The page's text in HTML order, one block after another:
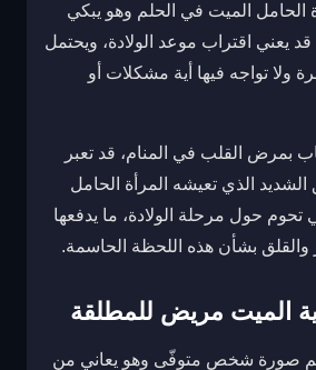
الحامل الميت في الحلم وهو يبكي
يعني اقتراب موعد الولادة، ويحتمل
ولا تواجه فيها أية مشكلات أو
بمرض القلب في المنام، قد تعبر
الذي تعيشه المرأة الحامل
حول مرحلة الولادة، ما يدفعها
والقلق بشأن هذه اللحظة الحاسمة.
الميت مريض للمطلقة
صورة شخص متوفّى وهو يعاني من